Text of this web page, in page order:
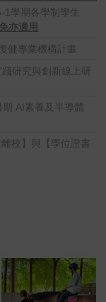
1學期各學制學生
亦適用
健專業機構計畫
研究與創新線上研
期 AI素養及半導體
校】與【學位證書